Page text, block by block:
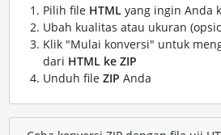
Pilih file HTMLyang ingin Anda
Ubah kualitas atau ukuran
Klik "Mulai konversi" untuk
dari HTML ke ZIP
Unduh file ZIP Anda